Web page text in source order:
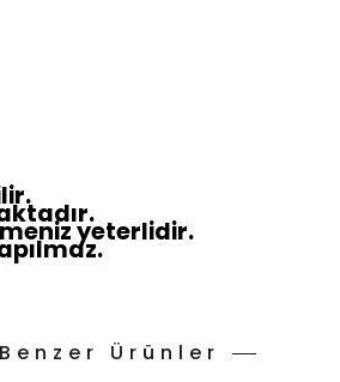
yeterlidir.
Benzer Ürünler